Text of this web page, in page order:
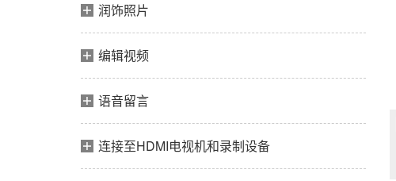
润饰照片
编辑视频
语音留言
连接至HDMI电视机和录制设备